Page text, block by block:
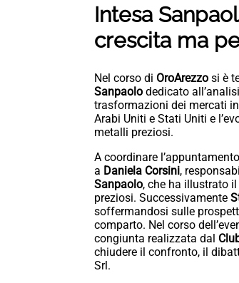
Intesa
crescita ma
Nel corso di OroArezzo si è
Sanpaolo dedicato
trasformazioni dei mercati
Arabi Uniti e Stati Uniti e
metalli preziosi.
A coordinare
a Daniela Corsini,
Sanpaolo, che ha illustrato
preziosi. Successivamente
soffermandosi sulle
comparto. Nel corso
congiunta realizzata dal
chiudere il confronto, il
Srl.